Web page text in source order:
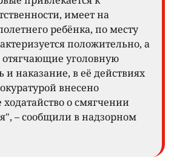
имеет на
ребёнка, по месту
положительно, а
отягчающие уголовную
и наказание, в её действиях
внесено
о смягчении
– сообщили в надзорном